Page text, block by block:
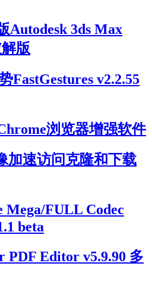
Autodesk 3ds Max
版
FastGestures v2.2.55
浏览器增强软件
加速访问克隆和下载
FULL Codec
beta
PDF Editor v5.9.90 多